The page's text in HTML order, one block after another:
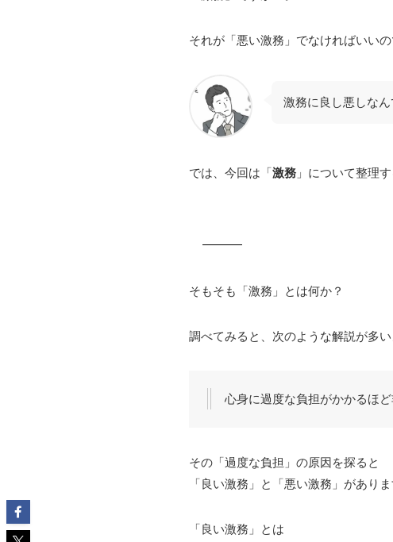
それが「悪い激務」でなければいいの
激務に良し悪しなん
では、今回は「激務 」について整理
そもそも「激務」とは何か？
調べてみると、次のような解説が多い
心身に過度な負担がかかるほ
その「過度な負担」の原因を探ると
「良い激務」と「悪い激務」がありま
「良い激務」とは